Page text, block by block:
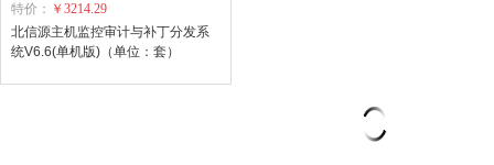
特价： ￥3214.29
北信源主机监控审计与补丁分发系
统V6.6(单机版)（单位：套）